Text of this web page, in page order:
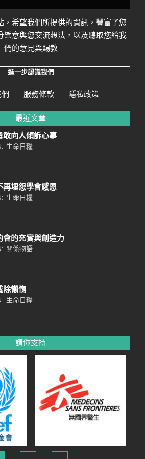
，希望我們所提供的資訊，豐富了您
樂意與您交流想法，以及聽取您給我
們的意見與賜教
進一步認識我們
服務條款 隱私政策
最近文章
敢向人傾訴心事
生命日糧
再埋怨學會感恩
生命日糧
會的充實與創造力
關係物語
除懶惰
生命日糧
請你支持